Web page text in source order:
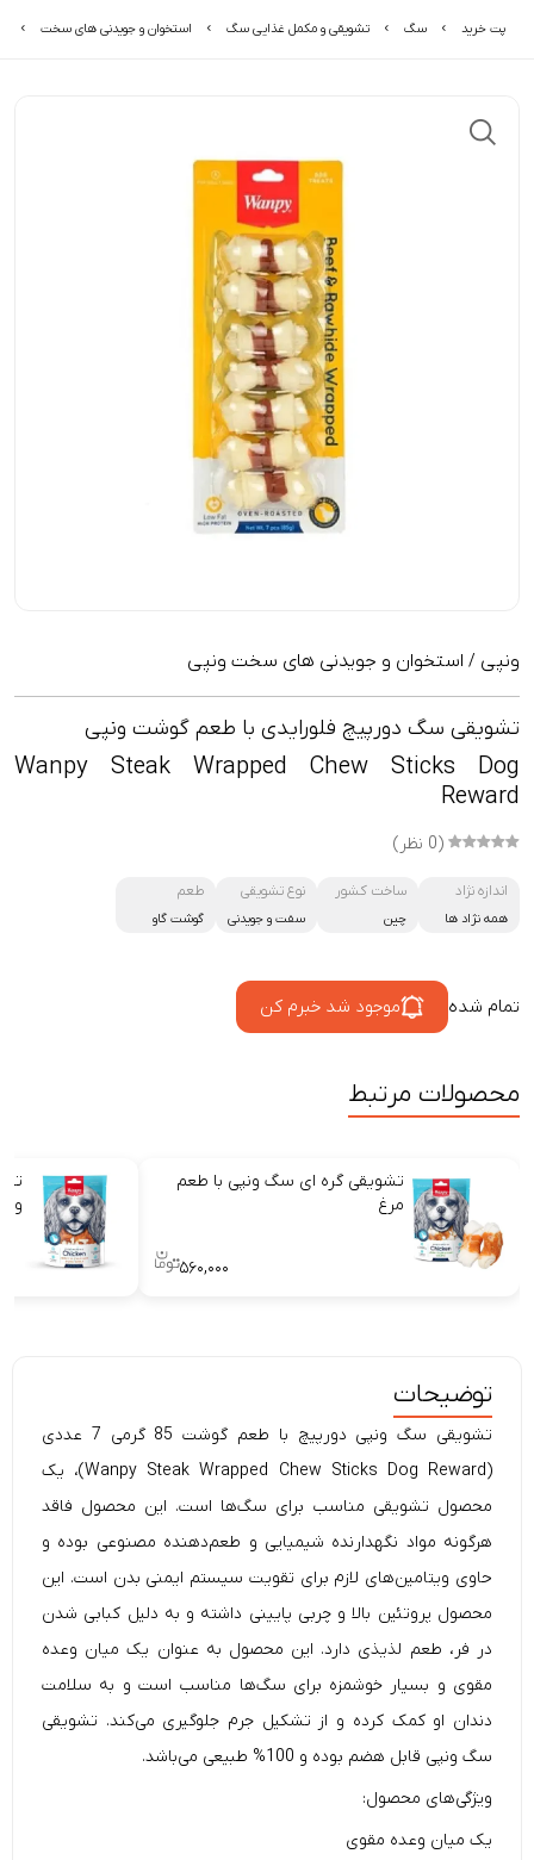
پت خرید سگ تشویقی و مکمل غذایی سگ استخوان و جویدنی های سخت
ونپی / استخوان و جویدنی های سخت ونپی
تشویقی سگ دورپیچ فلورایدی با طعم گوشت ونپی
Wanpy Steak Wrapped Chew Sticks Dog
Reward
(0 نظر)
اندازه نژاد
همه نژاد ها
ساخت کشور
چین
نوع تشویقی
سفت و جویدنی
طعم
گوشت گاو
تمام شده موجود شد خبرم کن
محصولات مرتبط
تشویقی گره ای سگ ونپی با طعم
مرغ
۵۶۰,۰۰۰
توضیحات
تشویقی سگ ونپی دورپیچ با طعم گوشت 85 گرمی 7 عددی
(Wanpy Steak Wrapped Chew Sticks Dog Reward)، یک
محصول تشویقی مناسب برای سگ‌ها است. این محصول فاقد
هرگونه مواد نگهدارنده شیمیایی و طعم‌دهنده مصنوعی بوده و
حاوی ویتامین‌های لازم برای تقویت سیستم ایمنی بدن است. این
محصول پروتئین بالا و چربی پایینی داشته و به دلیل کبابی شدن
در فر، طعم لذیذی دارد. این محصول به عنوان یک میان وعده
مقوی و بسیار خوشمزه برای سگ‌ها مناسب است و به سلامت
دندان او کمک کرده و از تشکیل جرم جلوگیری می‌کند. تشویقی
سگ ونپی قابل هضم بوده و 100% طبیعی می‌باشد.
ویژگی‌های محصول:
یک میان وعده مقوی